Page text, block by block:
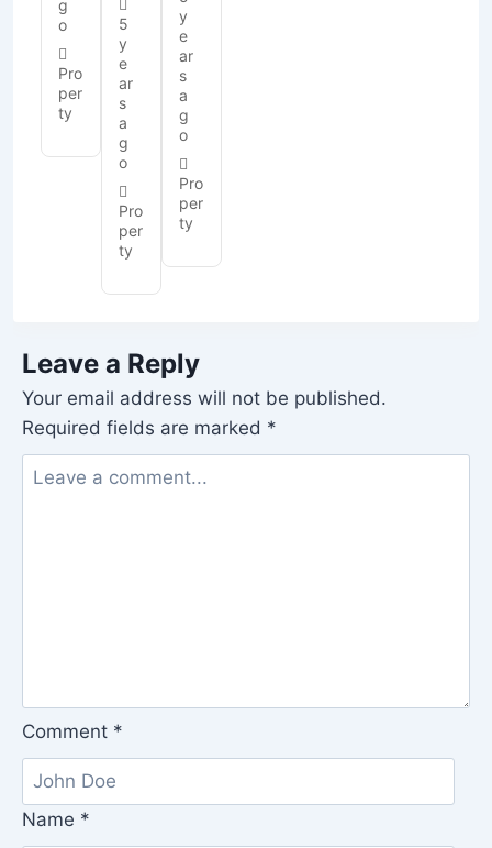
g
o
Pro
per
ty
5
y
e
ar
s
a
g
o
Pro
per
ty
y
e
ar
s
a
g
o
Pro
per
ty
Leave a Reply
Your email address will not be published.
Required fields are marked *
Comment *
Name *